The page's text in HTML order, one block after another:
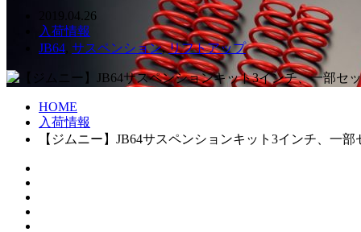
2019.04.26
入荷情報
JB64 サスペンション,リフトアップ
HOME
入荷情報
【ジムニー】JB64サスペンションキット3インチ、一部